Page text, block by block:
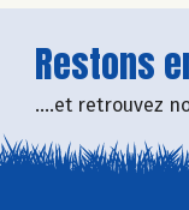
Restons
....et retrouvez